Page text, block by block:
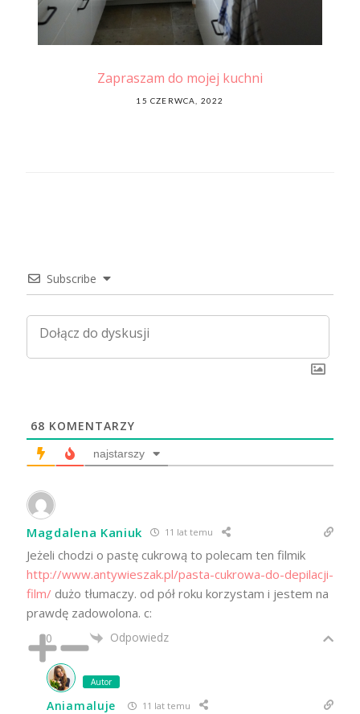
Zapraszam do mojej kuchni
POSTED
15 CZERWCA, 2022
Subscribe
68 KOMENTARZY
najstarszy
Magdalena Kaniuk 11 lat temu
Jeżeli chodzi o pastę cukrową to polecam ten filmik
http://www.antywieszak.pl/pasta-cukrowa-do-depilacji-
film/ dużo tłumaczy. od pół roku korzystam i jestem na
prawdę zadowolona. c:
0 Odpowiedz
Autor
Aniamaluje 11 lat temu